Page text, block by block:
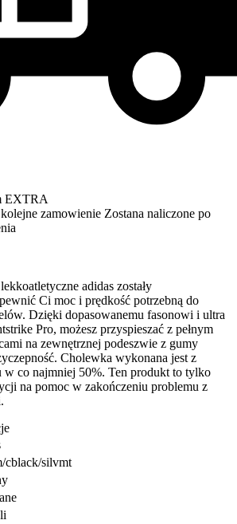
EXTRA
zamowienie Zostana naliczone po
adidas zostały
Ci moc i prędkość potrzebną do
Dzięki dopasowanemu fasonowi i ultra
Pro, możesz przyspieszać z pełnym
na zewnętrznej podeszwie z gumy
Cholewka wykonana jest z
w co najmniej 50%. Ten produkt to tylko
na pomoc w zakończeniu problemu z
cblack/silvmt